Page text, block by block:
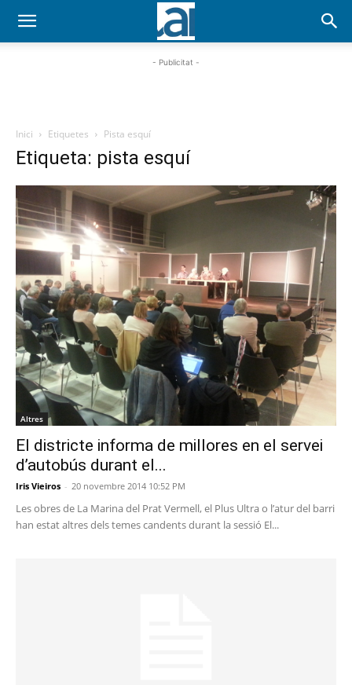
- Publicitat -
Inici Etiquetes Pista esquí
Etiqueta: pista esquí
Altres
El districte informa de millores en el servei
d’autobús durant el...
Iris Vieiros - 20 novembre 2014 10:52 PM
Les obres de La Marina del Prat Vermell, el Plus Ultra o l’atur del barri
han estat altres dels temes candents durant la sessió El...